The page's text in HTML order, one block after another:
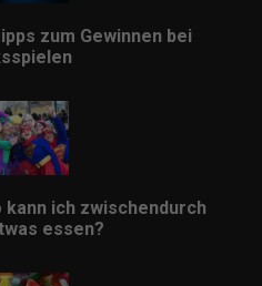
zum Gewinnen bei
kann ich zwischendurch
essen?